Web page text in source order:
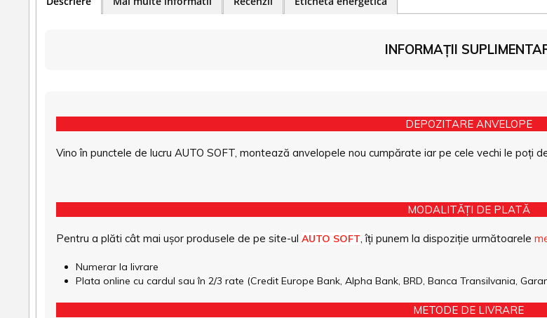
INFORMAȚII
DEPOZITARE ANVELOPE
Vino în punctele de lucru AUTO SOFT, montează anvelopele nou cumpărate iar pe cele vechi le poți
MODALITĂȚI DE PLATĂ
Pentru a plăti cât mai ușor produsele de pe site-ul AUTO SOFT, îți punem la dispoziție următoarele
Numerar la livrare
Plata online cu cardul sau în 2/3 rate (Credit Europe Bank, Alpha Bank, BRD, Banca Transilvania,
METODE DE LIVRARE